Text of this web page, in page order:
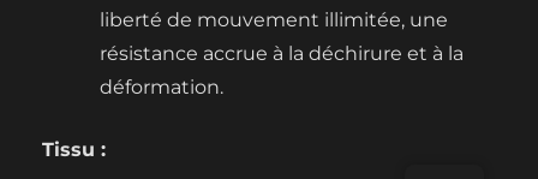
liberté de mouvement illimitée, une
résistance accrue à la déchirure et à la
déformation.
Tissu :